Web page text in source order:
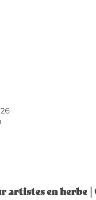
artistes en herbe |